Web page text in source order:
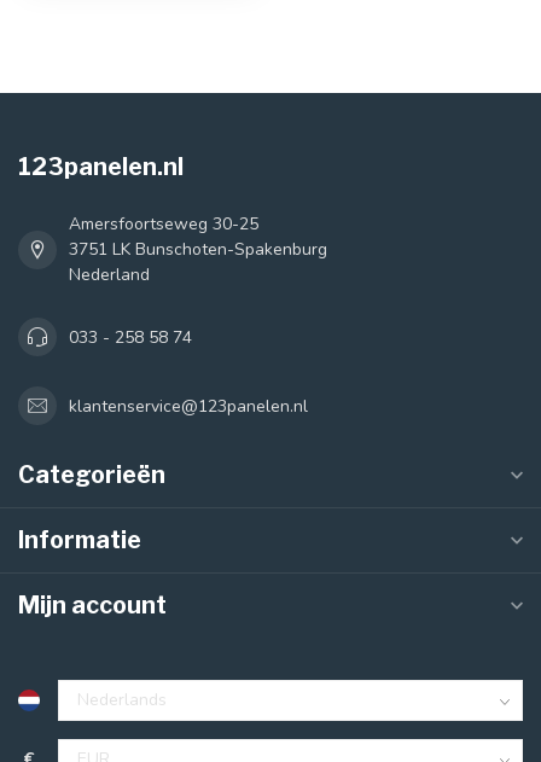
123panelen.nl
Amersfoortseweg 30-25
3751 LK Bunschoten-Spakenburg
Nederland
033 - 258 58 74
klantenservice@123panelen.nl
Categorieën
Informatie
Mijn account